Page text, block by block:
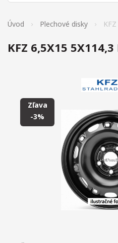
Úvod Plechové disky
KFZ 6,5X15 5X114,3
Zľava
-3%